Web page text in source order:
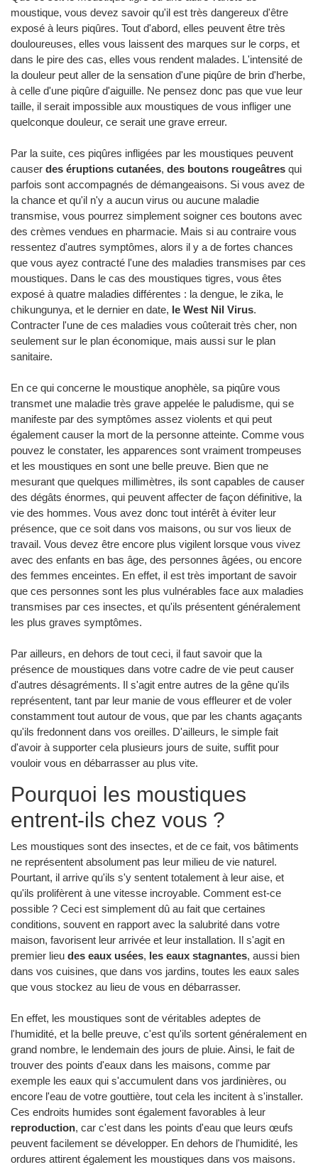
moustique, vous devez savoir qu'il est très dangereux d'être
exposé à leurs piqûres. Tout d'abord, elles peuvent être très
douloureuses, elles vous laissent des marques sur le corps, et
dans le pire des cas, elles vous rendent malades. L'intensité de
la douleur peut aller de la sensation d'une piqûre de brin d'herbe,
à celle d'une piqûre d'aiguille. Ne pensez donc pas que vue leur
taille, il serait impossible aux moustiques de vous infliger une
quelconque douleur, ce serait une grave erreur.
Par la suite, ces piqûres infligées par les moustiques peuvent
causer des éruptions cutanées, des boutons rougeâtres qui
parfois sont accompagnés de démangeaisons. Si vous avez de
la chance et qu'il n'y a aucun virus ou aucune maladie
transmise, vous pourrez simplement soigner ces boutons avec
des crèmes vendues en pharmacie. Mais si au contraire vous
ressentez d'autres symptômes, alors il y a de fortes chances
que vous ayez contracté l'une des maladies transmises par ces
moustiques. Dans le cas des moustiques tigres, vous êtes
exposé à quatre maladies différentes : la dengue, le zika, le
chikungunya, et le dernier en date, le West Nil Virus.
Contracter l'une de ces maladies vous coûterait très cher, non
seulement sur le plan économique, mais aussi sur le plan
sanitaire.
En ce qui concerne le moustique anophèle, sa piqûre vous
transmet une maladie très grave appelée le paludisme, qui se
manifeste par des symptômes assez violents et qui peut
également causer la mort de la personne atteinte. Comme vous
pouvez le constater, les apparences sont vraiment trompeuses
et les moustiques en sont une belle preuve. Bien que ne
mesurant que quelques millimètres, ils sont capables de causer
des dégâts énormes, qui peuvent affecter de façon définitive, la
vie des hommes. Vous avez donc tout intérêt à éviter leur
présence, que ce soit dans vos maisons, ou sur vos lieux de
travail. Vous devez être encore plus vigilent lorsque vous vivez
avec des enfants en bas âge, des personnes âgées, ou encore
des femmes enceintes. En effet, il est très important de savoir
que ces personnes sont les plus vulnérables face aux maladies
transmises par ces insectes, et qu'ils présentent généralement
les plus graves symptômes.
Par ailleurs, en dehors de tout ceci, il faut savoir que la
présence de moustiques dans votre cadre de vie peut causer
d'autres désagréments. Il s'agit entre autres de la gêne qu'ils
représentent, tant par leur manie de vous effleurer et de voler
constamment tout autour de vous, que par les chants agaçants
qu'ils fredonnent dans vos oreilles. D'ailleurs, le simple fait
d'avoir à supporter cela plusieurs jours de suite, suffit pour
vouloir vous en débarrasser au plus vite.
Pourquoi les moustiques
entrent-ils chez vous ?
Les moustiques sont des insectes, et de ce fait, vos bâtiments
ne représentent absolument pas leur milieu de vie naturel.
Pourtant, il arrive qu'ils s'y sentent totalement à leur aise, et
qu'ils prolifèrent à une vitesse incroyable. Comment est-ce
possible ? Ceci est simplement dû au fait que certaines
conditions, souvent en rapport avec la salubrité dans votre
maison, favorisent leur arrivée et leur installation. Il s'agit en
premier lieu des eaux usées, les eaux stagnantes, aussi bien
dans vos cuisines, que dans vos jardins, toutes les eaux sales
que vous stockez au lieu de vous en débarrasser.
En effet, les moustiques sont de véritables adeptes de
l'humidité, et la belle preuve, c'est qu'ils sortent généralement en
grand nombre, le lendemain des jours de pluie. Ainsi, le fait de
trouver des points d'eaux dans les maisons, comme par
exemple les eaux qui s'accumulent dans vos jardinières, ou
encore l'eau de votre gouttière, tout cela les incitent à s'installer.
Ces endroits humides sont également favorables à leur
reproduction, car c'est dans les points d'eau que leurs œufs
peuvent facilement se développer. En dehors de l'humidité, les
ordures attirent également les moustiques dans vos maisons.